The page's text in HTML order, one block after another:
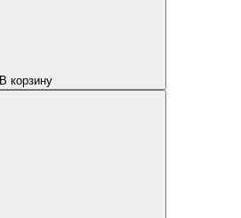
В корзину